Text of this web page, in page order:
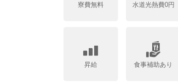
寮費無料 水道光熱費0円
昇給 食事補助あり